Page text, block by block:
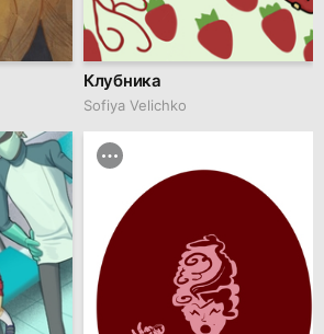
Клубника
Sofiya Velichko